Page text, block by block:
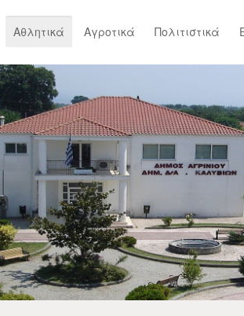
Αθλητικά Αγροτικά Πολιτιστικά